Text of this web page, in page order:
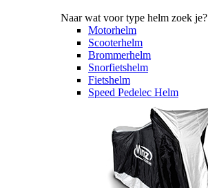
Naar wat voor type helm zoek je?
Motorhelm
Scooterhelm
Brommerhelm
Snorfietshelm
Fietshelm
Speed Pedelec Helm